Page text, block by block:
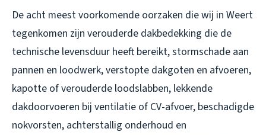
De acht meest voorkomende oorzaken die wij in Weert
tegenkomen zijn verouderde dakbedekking die de
technische levensduur heeft bereikt, stormschade aan
pannen en loodwerk, verstopte dakgoten en afvoeren,
kapotte of verouderde loodslabben, lekkende
dakdoorvoeren bij ventilatie of CV-afvoer, beschadigde
nokvorsten, achterstallig onderhoud en